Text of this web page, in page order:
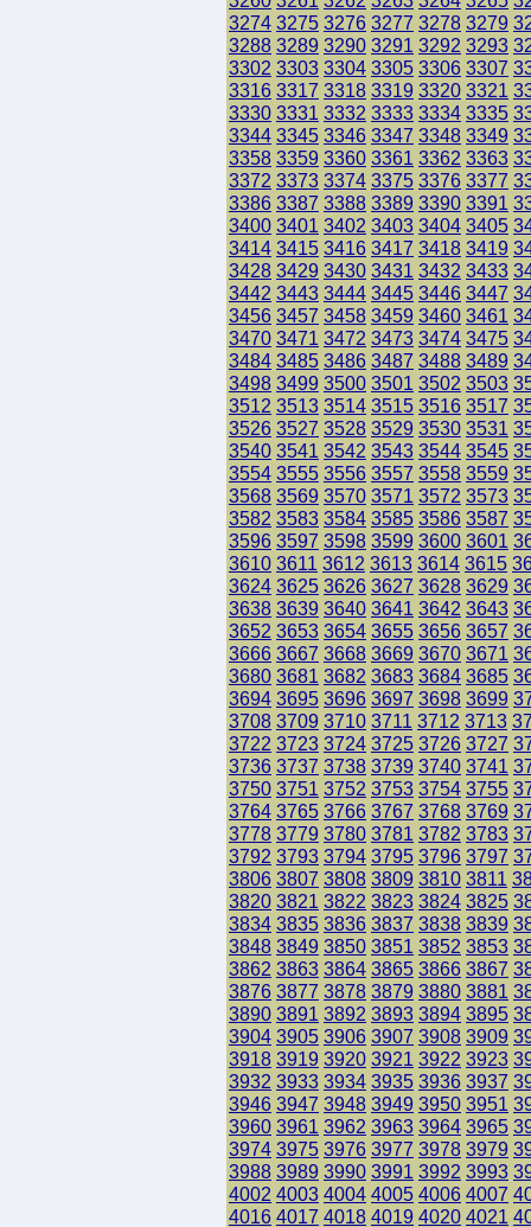
3274 3275 3276 3277 3278 3279
3288 3289 3290 3291 3292 3293
3302 3303 3304 3305 3306 3307
3316 3317 3318 3319 3320 3321
3330 3331 3332 3333 3334 3335
3344 3345 3346 3347 3348 3349
3358 3359 3360 3361 3362 3363
3372 3373 3374 3375 3376 3377
3386 3387 3388 3389 3390 3391
3400 3401 3402 3403 3404 3405
3414 3415 3416 3417 3418 3419
3428 3429 3430 3431 3432 3433
3442 3443 3444 3445 3446 3447
3456 3457 3458 3459 3460 3461
3470 3471 3472 3473 3474 3475
3484 3485 3486 3487 3488 3489
3498 3499 3500 3501 3502 3503
3512 3513 3514 3515 3516 3517
3526 3527 3528 3529 3530 3531
3540 3541 3542 3543 3544 3545
3554 3555 3556 3557 3558 3559
3568 3569 3570 3571 3572 3573
3582 3583 3584 3585 3586 3587
3596 3597 3598 3599 3600 3601
3610 3611 3612 3613 3614 3615
3624 3625 3626 3627 3628 3629
3638 3639 3640 3641 3642 3643
3652 3653 3654 3655 3656 3657
3666 3667 3668 3669 3670 3671
3680 3681 3682 3683 3684 3685
3694 3695 3696 3697 3698 3699
3708 3709 3710 3711 3712 3713
3722 3723 3724 3725 3726 3727
3736 3737 3738 3739 3740 3741
3750 3751 3752 3753 3754 3755
3764 3765 3766 3767 3768 3769
3778 3779 3780 3781 3782 3783
3792 3793 3794 3795 3796 3797
3806 3807 3808 3809 3810 3811
3820 3821 3822 3823 3824 3825
3834 3835 3836 3837 3838 3839
3848 3849 3850 3851 3852 3853
3862 3863 3864 3865 3866 3867
3876 3877 3878 3879 3880 3881
3890 3891 3892 3893 3894 3895
3904 3905 3906 3907 3908 3909
3918 3919 3920 3921 3922 3923
3932 3933 3934 3935 3936 3937
3946 3947 3948 3949 3950 3951
3960 3961 3962 3963 3964 3965
3974 3975 3976 3977 3978 3979
3988 3989 3990 3991 3992 3993
4002 4003 4004 4005 4006 4007
4016 4017 4018 4019 4020 4021